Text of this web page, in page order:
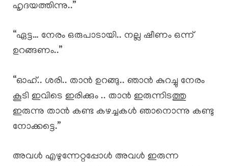
ഹൃദയത്തിന്നു..”
“ഏട്ട… നേരം ഒരുപാടായി.. നല്ല ഷീണം ഒന്ന്
ഉറങ്ങണം..”
“ഓഹ്.. ശരി.. താൻ ഉറങ്ങു.. ഞാൻ കുറച്ചു നേരം
കൂടി ഇവിടെ ഇരിക്കും .. താൻ ഇരുന്നിടത്തു
ഇരുന്നു താൻ കണ്ട കഴച്ചകൾ ഞാനൊന്നു കണ്ടു
നോക്കട്ടെ.”
അവൾ എഴുന്നേറ്റപ്പോൾ അവൾ ഇരുന്ന